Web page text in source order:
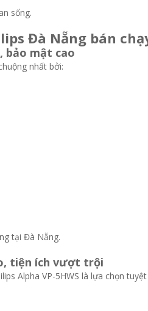
sống.
Đà Nẵng bán
bảo mật cao
nhất bởi:
tại Đà Nẵng.
tiện ích vượt trội
Alpha VP-5HWS là lựa chọn tuyệt